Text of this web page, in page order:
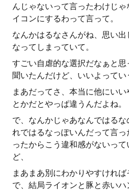
んじゃないって言ったわけじ
イコンにするわって言って。
なんかはるなさんがね、思い出
なってしまっていて。
すごい自虐的な選択だなぁと
聞いたんだけど、いいよってい
まあだってさ、本当に他にい
とかだとやっぱ違うんだよね。
で、なんかじゃあなんではる
れではるなっぽいんだって言
ったからこう違和感がないっ
ど、
まあまあ別にわかりやすけれ
で、結局ライオンと豚と赤い